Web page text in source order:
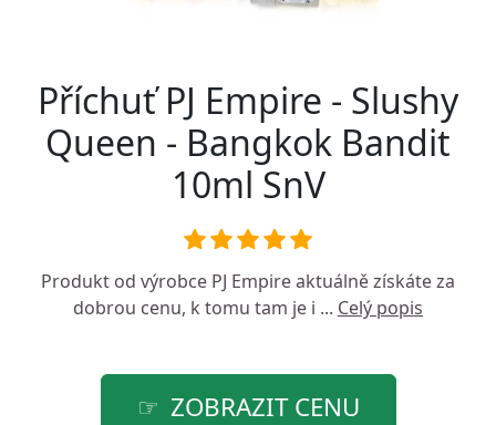
Příchuť PJ Empire - Slushy
Queen - Bangkok Bandit
10ml SnV
Produkt od výrobce PJ Empireaktuálně získáte za
dobrou cenu, k tomu tam je i ... Celý popis
ZOBRAZIT CENU